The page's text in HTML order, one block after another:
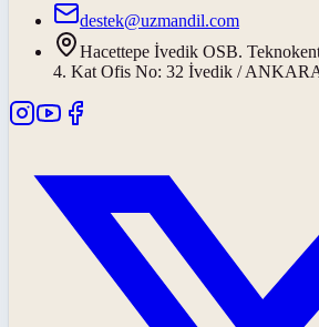
destek@uzmandil.com
Hacettepe İvedik OSB.
4. Kat Ofis No: 32 İvedik /